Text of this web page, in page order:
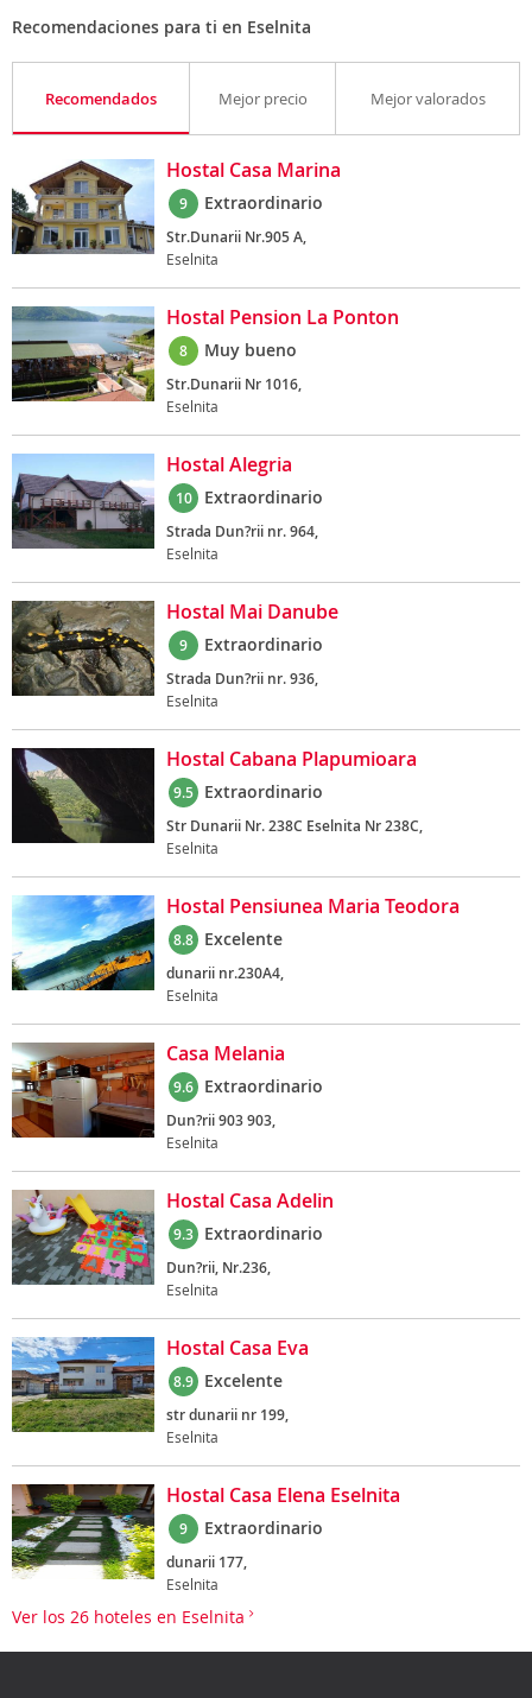
Recomendaciones para ti en Eselnita
Recomendados Mejor precio Mejor valorados
Hostal Casa Marina
9 Extraordinario
Str.Dunarii Nr.905 A,
Eselnita
Hostal Pension La Ponton
8 Muy bueno
Str.Dunarii Nr 1016,
Eselnita
Hostal Alegria
10 Extraordinario
Strada Dun?rii nr. 964,
Eselnita
Hostal Mai Danube
9 Extraordinario
Strada Dun?rii nr. 936,
Eselnita
Hostal Cabana Plapumioara
9.5 Extraordinario
Str Dunarii Nr. 238C Eselnita Nr 238C,
Eselnita
Hostal Pensiunea Maria Teodora
8.8 Excelente
dunarii nr.230A4,
Eselnita
Casa Melania
9.6 Extraordinario
Dun?rii 903 903,
Eselnita
Hostal Casa Adelin
9.3 Extraordinario
Dun?rii, Nr.236,
Eselnita
Hostal Casa Eva
8.9 Excelente
str dunarii nr 199,
Eselnita
Hostal Casa Elena Eselnita
9 Extraordinario
dunarii 177,
Eselnita
Ver los 26 hoteles en Eselnita